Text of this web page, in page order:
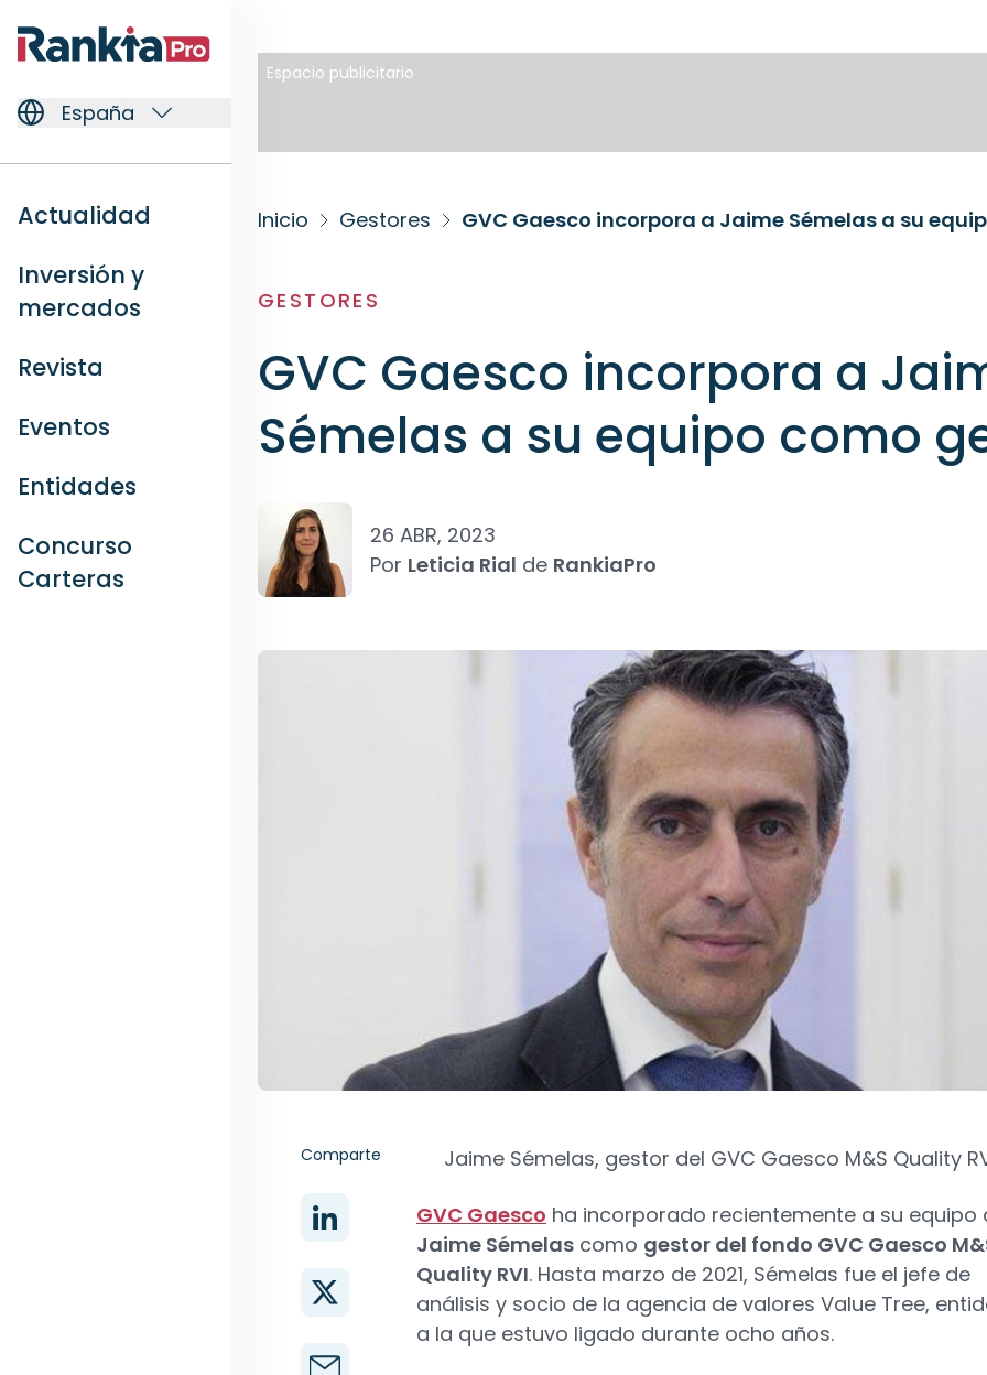
España
Actualidad
Inversión y
mercados
Revista
Eventos
Entidades
Concurso
Carteras
Espacio publicitario
Inicio Gestores GVC Gaesco incorpora a Jaime Sémelas a su
GESTORES
GVC Gaesco incorpora a
Sémelas a su equipo como
26 ABR, 2023
Por Leticia Rial de RankiaPro
Comparte Jaime Sémelas, gestor del GVC Gaesco M&S Quality
GVC Gaesco ha incorporado recientemente a su equipo
Jaime Sémelas como gestor del fondo GVC Gaesco
Quality RVI. Hasta marzo de 2021, Sémelas fue el jefe de
análisis y socio de la agencia de valores Value Tree,
a la que estuvo ligado durante ocho años.